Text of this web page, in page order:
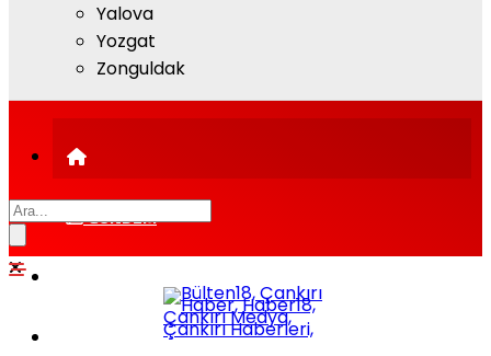
Yalova
Yozgat
Zonguldak
GÜNDEM
KÜLTÜR-SANAT